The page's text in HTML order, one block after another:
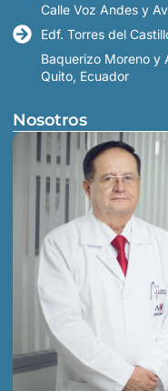
Calle Voz Andes y
Edf. Torres del
Baquerizo Moreno y
Quito, Ecuador
Nosotros